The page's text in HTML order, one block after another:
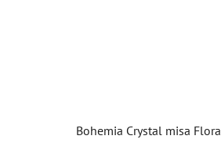
Bohemia Crystal misa